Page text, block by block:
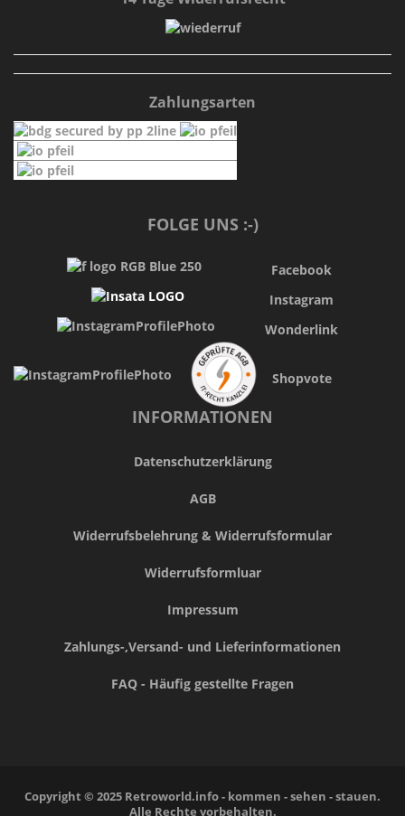
Zahlungsarten
FOLGE UNS :-)
Facebook
Instagram
Wonderlink
Shopvote
INFORMATIONEN
Datenschutzerklärung
AGB
Widerrufsbelehrung & Widerrufsformular
Widerrufsformluar
Impressum
Zahlungs-,Versand- und Lieferinformationen
FAQ - Häufig gestellte Fragen
Copyright © 2025 Retroworld.info - kommen - sehen - stauen.
Alle Rechte vorbehalten.